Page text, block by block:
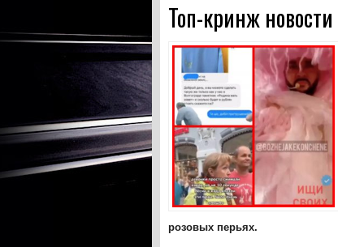
Топ-кринж новости
розовых перьях.